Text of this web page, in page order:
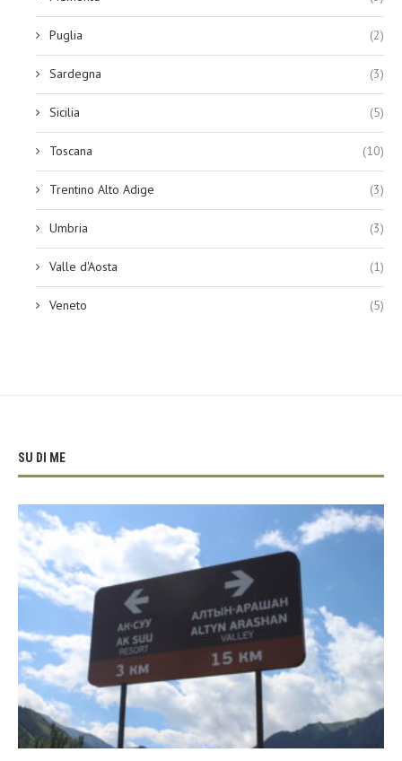
Puglia (2)
Sardegna (3)
Sicilia (5)
Toscana (10)
Trentino Alto Adige (3)
Umbria (3)
Valle d'Aosta (1)
Veneto (5)
SU DI ME